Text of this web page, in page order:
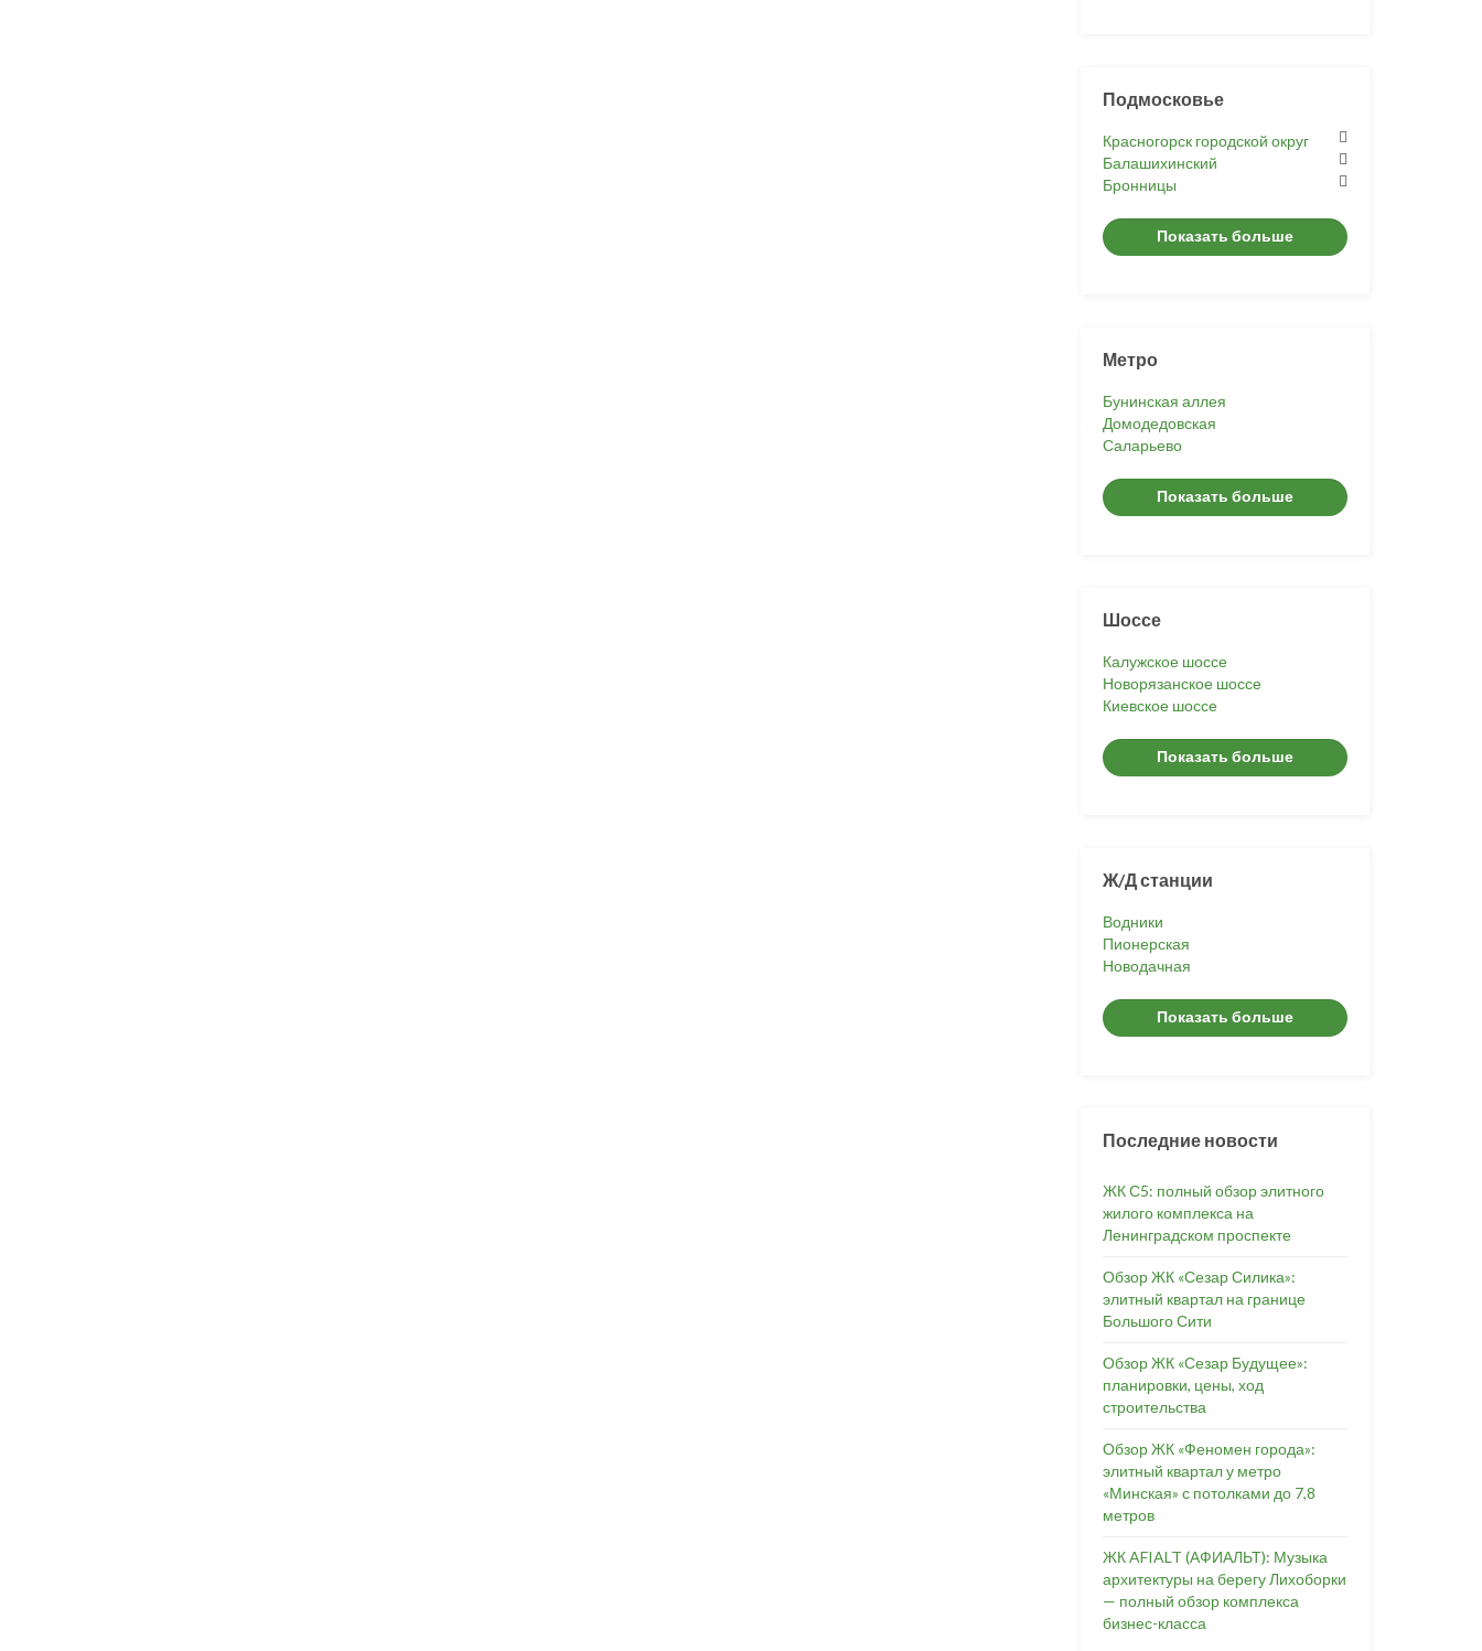
Подмосковье
Красногорск городской округ
Балашихинский
Бронницы
Показать больше
Метро
Бунинская аллея
Домодедовская
Саларьево
Показать больше
Шоссе
Калужское шоссе
Новорязанское шоссе
Киевское шоссе
Показать больше
Ж/Д станции
Водники
Пионерская
Новодачная
Показать больше
Последние новости
ЖК С5: полный обзор элитного
жилого комплекса на
Ленинградском проспекте
Обзор ЖК «Сезар Силика»:
элитный квартал на границе
Большого Сити
Обзор ЖК «Сезар Будущее»:
планировки, цены, ход
строительства
Обзор ЖК «Феномен города»:
элитный квартал у метро
«Минская» с потолками до 7,8
метров
ЖК AFIALT (АФИАЛЬТ): Музыка
архитектуры на берегу Лихоборки
— полный обзор комплекса
бизнес-класса